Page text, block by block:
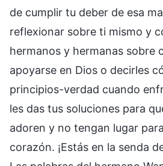
de cumplir tu deber de esa
reflexionar sobre ti mismo y
hermanos y hermanas sobre
apoyarse en Dios o decirles
principios-verdad cuando
les das tus soluciones para
adoren y no tengan lugar
corazón. ¡Estás en la senda